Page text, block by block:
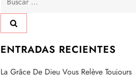
ENTRADAS RECIENTES
La Grâce De Dieu Vous Relève Toujours